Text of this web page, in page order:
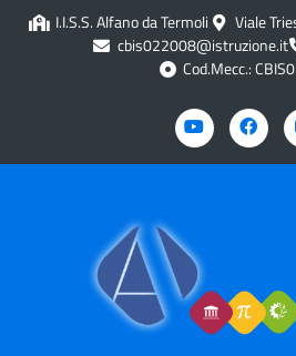
contenutoI.I.S.S. Alfano da Termoli
Viale
cbis022008@istruzione.it
Cod.Mecc.: